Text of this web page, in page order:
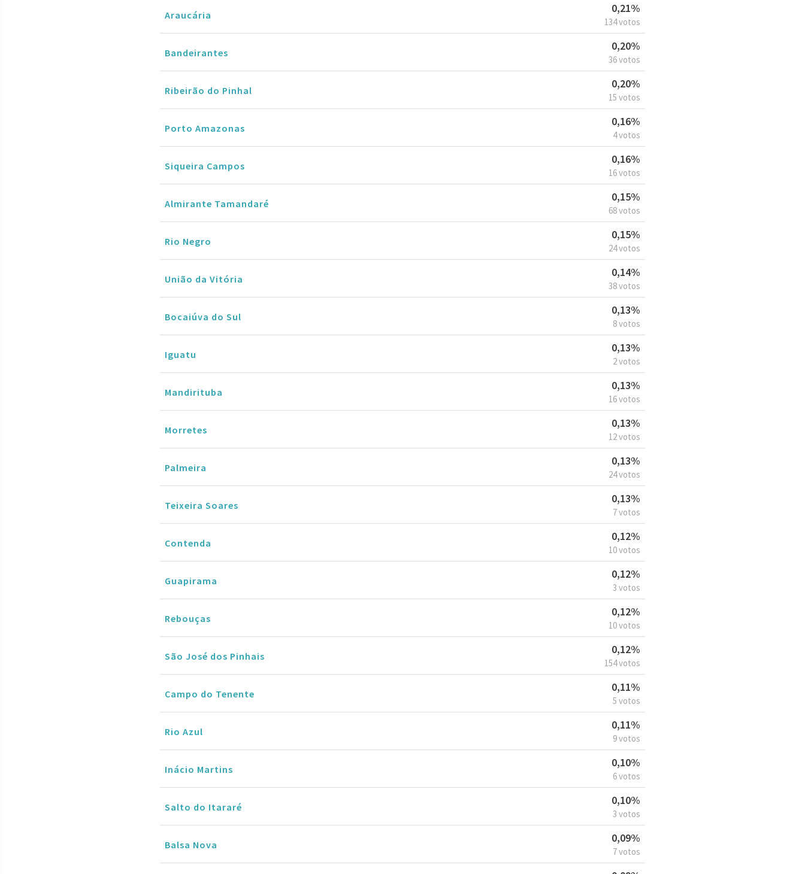
Araucária
0,21%
134 votos
Bandeirantes
0,20%
36 votos
Ribeirão do Pinhal
0,20%
15 votos
Porto Amazonas
0,16%
4 votos
Siqueira Campos
0,16%
16 votos
Almirante Tamandaré
0,15%
68 votos
Rio Negro
0,15%
24 votos
União da Vitória
0,14%
38 votos
Bocaiúva do Sul
0,13%
8 votos
Iguatu
0,13%
2 votos
Mandirituba
0,13%
16 votos
Morretes
0,13%
12 votos
Palmeira
0,13%
24 votos
Teixeira Soares
0,13%
7 votos
Contenda
0,12%
10 votos
Guapirama
0,12%
3 votos
Rebouças
0,12%
10 votos
São José dos Pinhais
0,12%
154 votos
Campo do Tenente
0,11%
5 votos
Rio Azul
0,11%
9 votos
Inácio Martins
0,10%
6 votos
Salto do Itararé
0,10%
3 votos
Balsa Nova
0,09%
7 votos